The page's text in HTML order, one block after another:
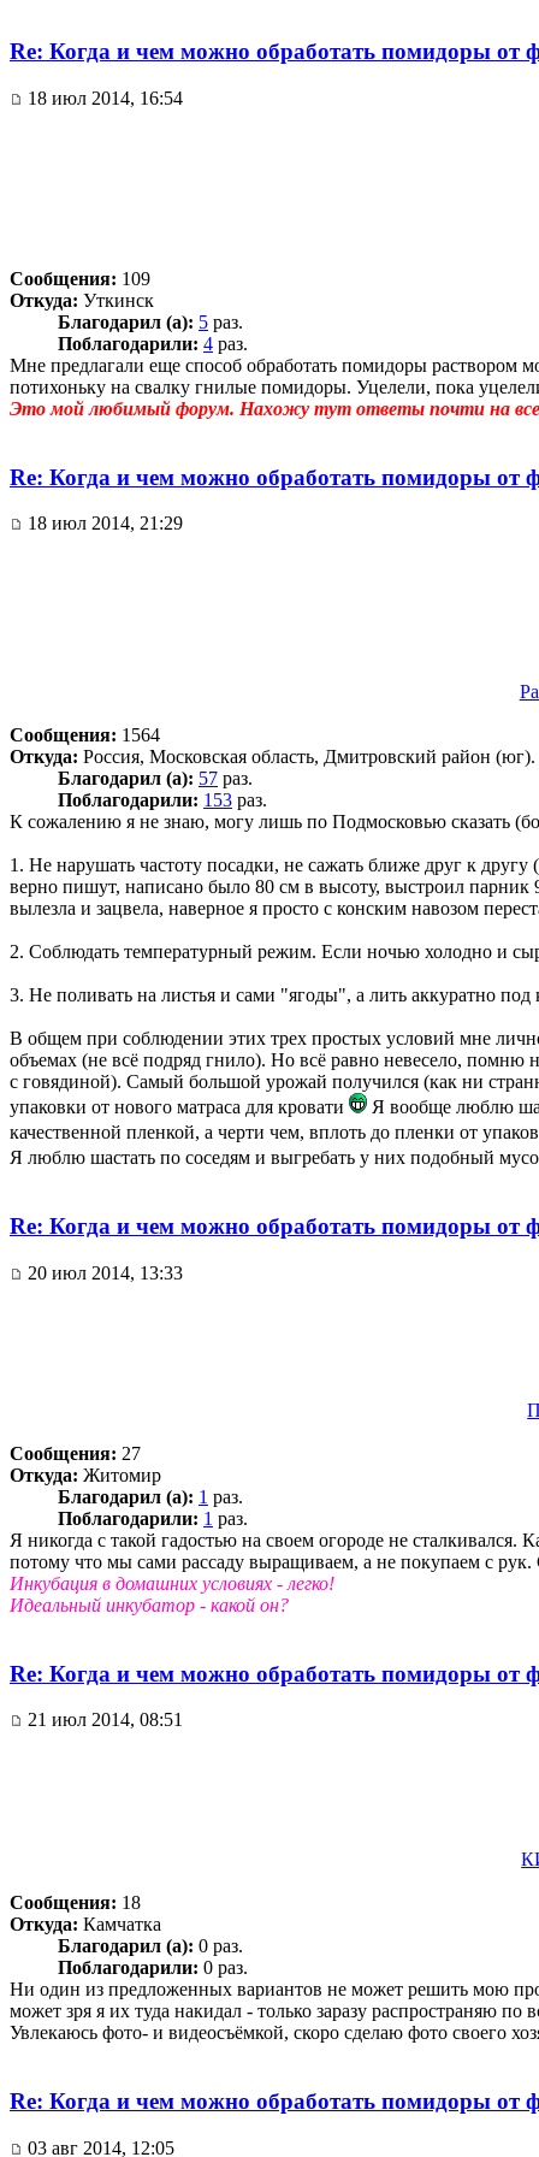
Re: Когда и чем можно обработать помидоры от
18 июл 2014, 16:54
Сообщения: 109
Откуда: Уткинск
Благодарил (а): 5 раз.
Поблагодарили: 4 раз.
Мне предлагали еще способ обработать помидоры раствором
потихоньку на свалку гнилые помидоры. Уцелели, пока
Это мой любимый форум. Нахожу тут ответы почти на все
Re: Когда и чем можно обработать помидоры от
18 июл 2014, 21:29
Сообщения: 1564
Откуда: Россия, Московская область, Дмитровский район (юг).
Благодарил (а): 57 раз.
Поблагодарили: 153 раз.
К сожалению я не знаю, могу лишь по Подмосковью сказать
1. Не нарушать частоту посадки, не сажать ближе друг к
верно пишут, написано было 80 см в высоту, выстроил парник
вылезла и зацвела, наверное я просто с конским навозом
2. Соблюдать температурный режим. Если ночью холодно и
3. Не поливать на листья и сами "ягоды", а лить аккуратно под
В общем при соблюдении этих трех простых условий мне
объемах (не всё подряд гнило). Но всё равно невесело,
с говядиной). Самый большой урожай получился (как ни
упаковки от нового матраса для кровати
Я вообще люблю
качественной пленкой, а черти чем, вплоть до пленки от
Я люблю шастать по соседям и выгребать у них подобный
Re: Когда и чем можно обработать помидоры от
20 июл 2014, 13:33
Сообщения: 27
Откуда: Житомир
Благодарил (а): 1 раз.
Поблагодарили: 1 раз.
Я никогда с такой гадостью на своем огороде не
потому что мы сами рассаду выращиваем, а не покупаем с
Инкубация в домашних условиях - легко!
Идеальный инкубатор - какой он?
Re: Когда и чем можно обработать помидоры от
21 июл 2014, 08:51
Сообщения: 18
Откуда: Камчатка
Благодарил (а): 0 раз.
Поблагодарили: 0 раз.
Ни один из предложенных вариантов не может решить мою
может зря я их туда накидал - только заразу распространяю по
Увлекаюсь фото- и видеосъёмкой, скоро сделаю фото своего
Re: Когда и чем можно обработать помидоры от
03 авг 2014, 12:05